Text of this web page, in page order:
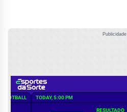
Publicidade